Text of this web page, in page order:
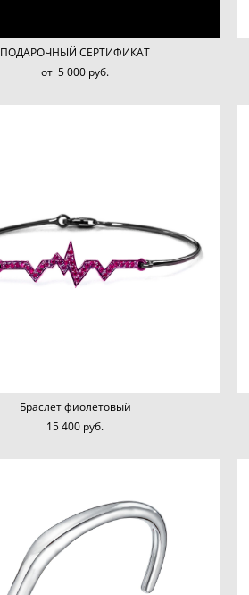
ПОДАРОЧНЫЙ СЕРТИФИКАТ
от 5 000 pуб.
Браслет фиолетовый
15 400 pуб.